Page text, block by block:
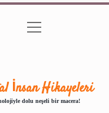
Gizlilik Politikası
menüyü
aç
İnsan Hikayeleri
dolu neşeli bir macera!